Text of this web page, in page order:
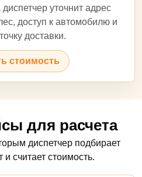
уточнит адрес
доступ к автомобилю и
доставки.
стоимость
для расчета
диспетчер подбирает
и считает стоимость.